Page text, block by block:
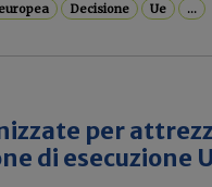
Decisione Ue ...
per
di esecuzione